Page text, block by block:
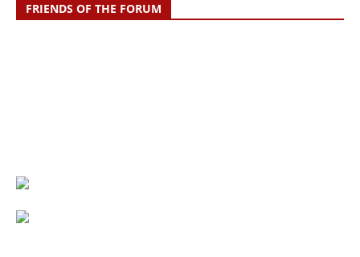
FRIENDS OF THE FORUM